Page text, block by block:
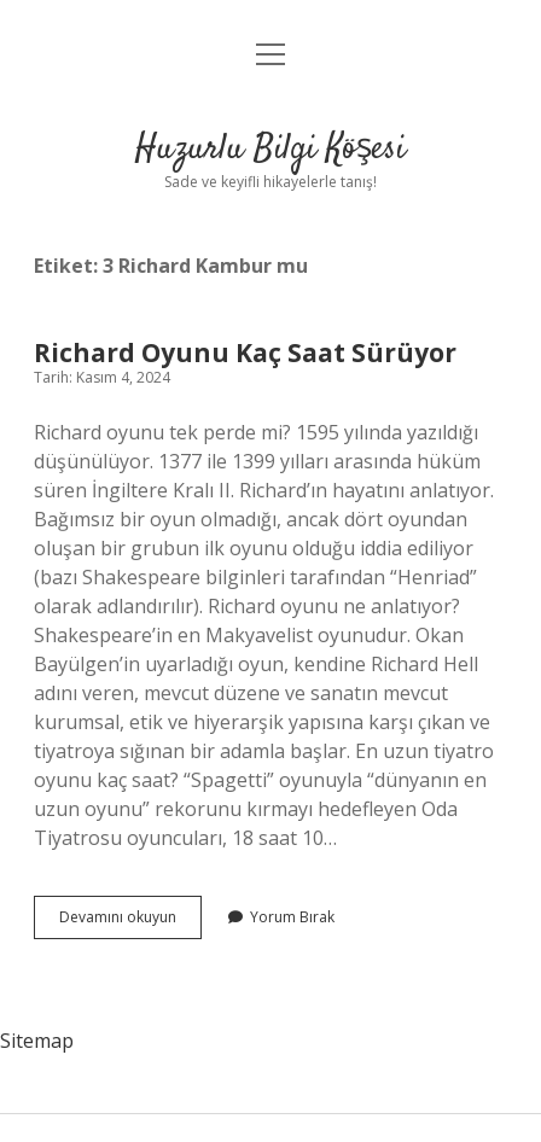
Anasayfa
Yasal Uyarı
menüyü
Huzurlu Bilgi Köşesi
Sade ve keyifli hikayelerle tanış!
Etiket:3 Richard Kambur mu
Richard Oyunu Kaç Saat Sürüyor
Tarih: Kasım 4, 2024
Richard oyunu tek perde mi? 1595 yılında yazıldığı
düşünülüyor. 1377 ile 1399 yılları arasında hüküm
süren İngiltere Kralı II. Richard’ın hayatını anlatıyor.
Bağımsız bir oyun olmadığı, ancak dört oyundan
oluşan bir grubun ilk oyunu olduğu iddia ediliyor
(bazı Shakespeare bilginleri tarafından “Henriad”
olarak adlandırılır). Richard oyunu ne anlatıyor?
Shakespeare’in en Makyavelist oyunudur. Okan
Bayülgen’in uyarladığı oyun, kendine Richard Hell
adını veren, mevcut düzene ve sanatın mevcut
kurumsal, etik ve hiyerarşik yapısına karşı çıkan ve
tiyatroya sığınan bir adamla başlar. En uzun tiyatro
oyunu kaç saat? “Spagetti” oyunuyla “dünyanın en
uzun oyunu” rekorunu kırmayı hedefleyen Oda
Tiyatrosu oyuncuları, 18 saat 10…
Devamını okuyun
Oyunu
Yorum Bırak
Sitemap